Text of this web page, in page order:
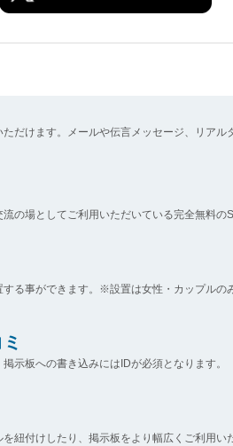
だけます。メールや伝言メッセージ、リア
の場としてご利用いただいている完全無料の
る事ができます。※設置は女性・カップルの
示板への書き込みにはIDが必須となります。
紐付けしたり、掲示板をより幅広くご利用い